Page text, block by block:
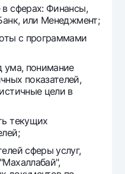
сферах: Финансы,
или Менеджмент;
с программами
ума, понимание
показателей,
цели в
текущих
сферы услуг,